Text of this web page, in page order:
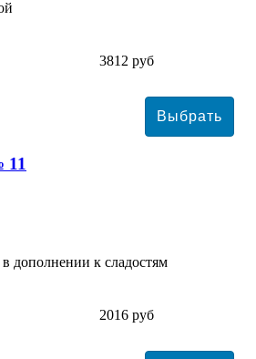
3812 руб
дополнении к сладостям
2016 руб